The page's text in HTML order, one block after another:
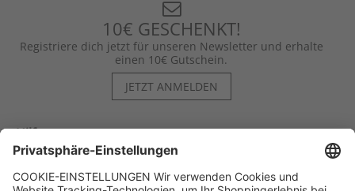
10€ GESCHENKT!
Registriere dich jetzt für unseren Newsletter und erhalte
einen 10€ Gutschein.
JETZT ANMELDEN
Hilfe
Kontakt